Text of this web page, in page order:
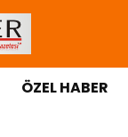
ÖZEL HABER